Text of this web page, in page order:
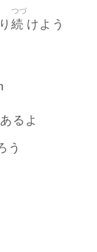
り 続
つづ
けよう
るよ
う